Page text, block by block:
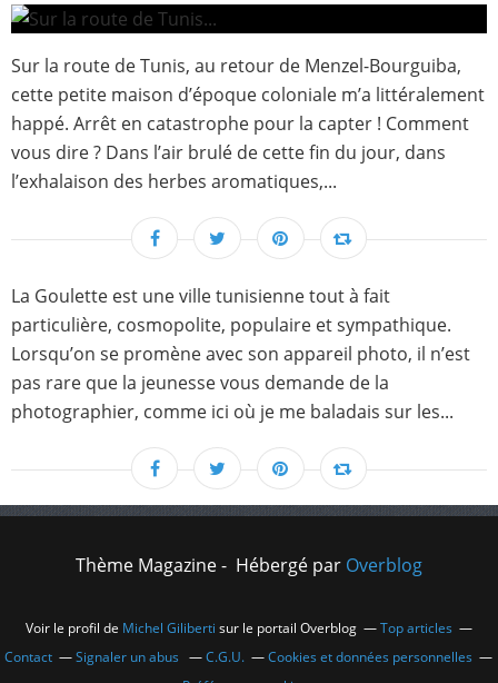
Sur la route de Tunis, au retour de Menzel-Bourguiba,
cette petite maison d’époque coloniale m’a littéralement
happé. Arrêt en catastrophe pour la capter ! Comment
vous dire ? Dans l’air brulé de cette fin du jour, dans
l’exhalaison des herbes aromatiques,...
La Goulette est une ville tunisienne tout à fait
particulière, cosmopolite, populaire et sympathique.
Lorsqu’on se promène avec son appareil photo, il n’est
pas rare que la jeunesse vous demande de la
photographier, comme ici où je me baladais sur les...
Thème Magazine - Hébergé par Overblog
Voir le profil de Michel Giliberti sur le portail Overblog
Top articles
Contact
Signaler un abus C.G.U.
Cookies et données personnelles